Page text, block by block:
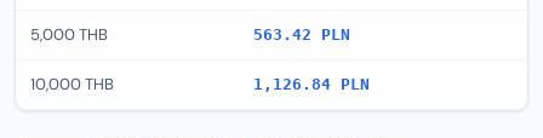
5,000 THB 563.42 PLN
10,000 THB 1,126.84 PLN